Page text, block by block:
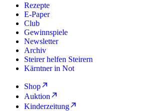
Rezepte
E-Paper
Club
Gewinnspiele
Newsletter
Archiv
Steirer helfen Steirern
Kärntner in Not
Shop
Auktion
Kinderzeitung